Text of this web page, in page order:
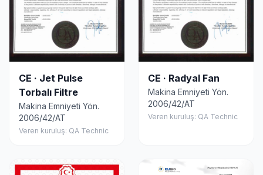
CE · Jet Pulse
Torbalı Filtre
Makina Emniyeti Yön.
2006/42/AT
Veren kuruluş: QA Technic
CE · Radyal Fan
Makina Emniyeti Yön.
2006/42/AT
Veren kuruluş: QA Technic